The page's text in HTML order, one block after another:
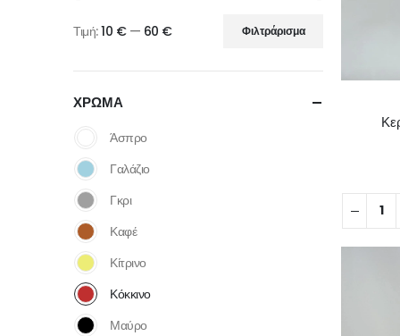
Φιλτράρισμα
Τιμή:10 €— 60 €
ΧΡΩΜΑ
Άσπρο
Γαλάζιο
Γκρι
Καφέ
Κίτρινο
Κόκκινο
Μαύρο